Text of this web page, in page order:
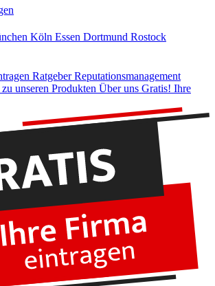
Köln Essen Dortmund Rostock
Ratgeber Reputationsmanagement
unseren Produkten Über uns Gratis! Ihre